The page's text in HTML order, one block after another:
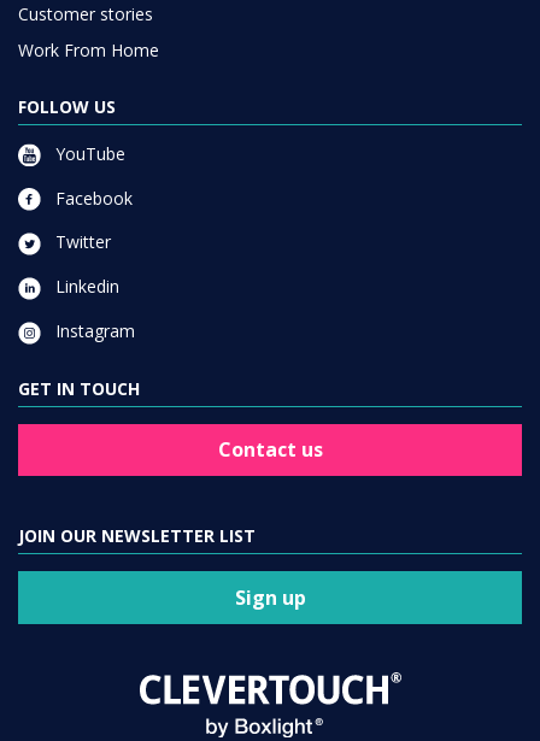
Customer stories
Work From Home
FOLLOW US
YouTube
Facebook
Twitter
Linkedin
Instagram
GET IN TOUCH
Contact us
JOIN OUR NEWSLETTER LIST
Sign up